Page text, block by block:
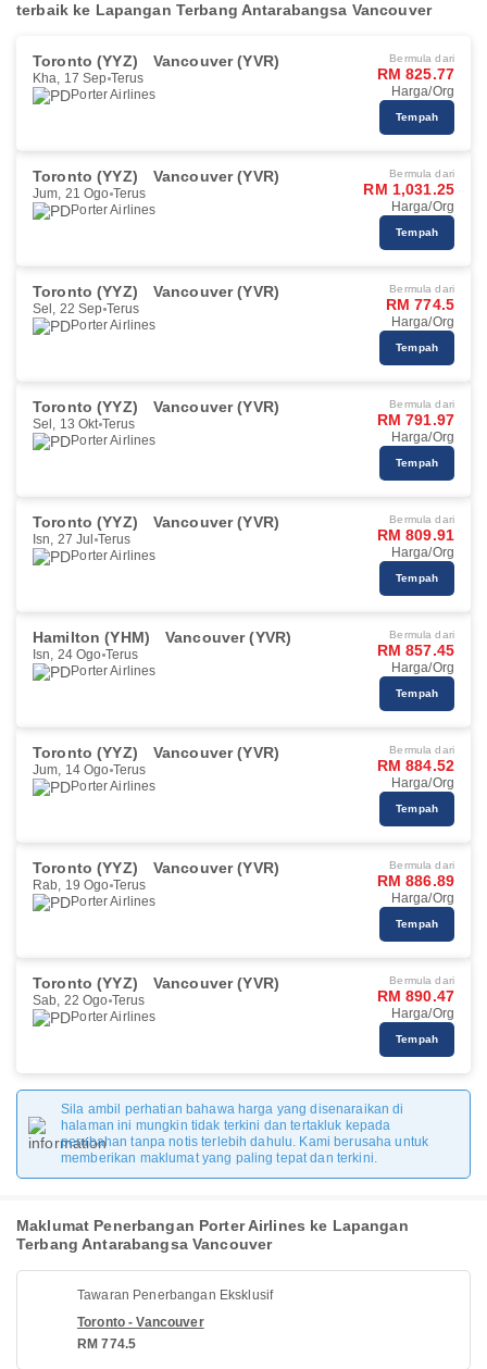
terbaik ke Lapangan Terbang Antarabangsa Vancouver
Toronto (YYZ) Vancouver (YVR)
Kha, 17 Sep Terus
Porter Airlines
Bermula dari
RM 825.77
Harga/Org
Tempah
Toronto (YYZ) Vancouver (YVR)
Jum, 21 Ogo Terus
Porter Airlines
Bermula dari
RM 1,031.25
Harga/Org
Tempah
Toronto (YYZ) Vancouver (YVR)
Sel, 22 Sep Terus
Porter Airlines
Bermula dari
RM 774.5
Harga/Org
Tempah
Toronto (YYZ) Vancouver (YVR)
Sel, 13 Okt Terus
Porter Airlines
Bermula dari
RM 791.97
Harga/Org
Tempah
Toronto (YYZ) Vancouver (YVR)
Isn, 27 Jul Terus
Porter Airlines
Bermula dari
RM 809.91
Harga/Org
Tempah
Hamilton (YHM) Vancouver (YVR)
Isn, 24 Ogo Terus
Porter Airlines
Bermula dari
RM 857.45
Harga/Org
Tempah
Toronto (YYZ) Vancouver (YVR)
Jum, 14 Ogo Terus
Porter Airlines
Bermula dari
RM 884.52
Harga/Org
Tempah
Toronto (YYZ) Vancouver (YVR)
Rab, 19 Ogo Terus
Porter Airlines
Bermula dari
RM 886.89
Harga/Org
Tempah
Toronto (YYZ) Vancouver (YVR)
Sab, 22 Ogo Terus
Porter Airlines
Bermula dari
RM 890.47
Harga/Org
Tempah
Sila ambil perhatian bahawa harga yang disenaraikan di
halaman ini mungkin tidak terkini dan tertakluk kepada
perubahan tanpa notis terlebih dahulu. Kami berusaha untuk
memberikan maklumat yang paling tepat dan terkini.
Maklumat Penerbangan Porter Airlines ke Lapangan
Terbang Antarabangsa Vancouver
Tawaran Penerbangan Eksklusif
Toronto - Vancouver
RM 774.5